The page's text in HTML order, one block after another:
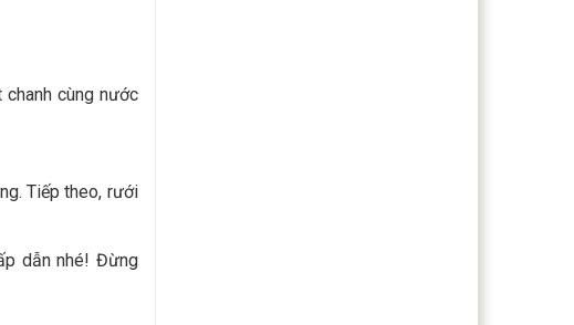
cùng nước
Tiếp theo, rưới
dẫn nhé! Đừng